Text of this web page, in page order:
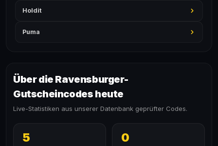
Holdit
Puma
Über die Ravensburger-
Gutscheincodes heute
Live-Statistiken aus unserer Datenbank geprüfter Codes.
5 0